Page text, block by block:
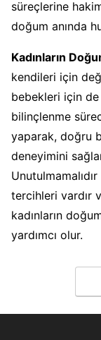
süreçlerine
doğum anında
Kadınların
kendileri için
bebekleri için de
bilinçlenme
yaparak, doğru
deneyimini
tercihleri vardır
kadınların
yardımcı olur.